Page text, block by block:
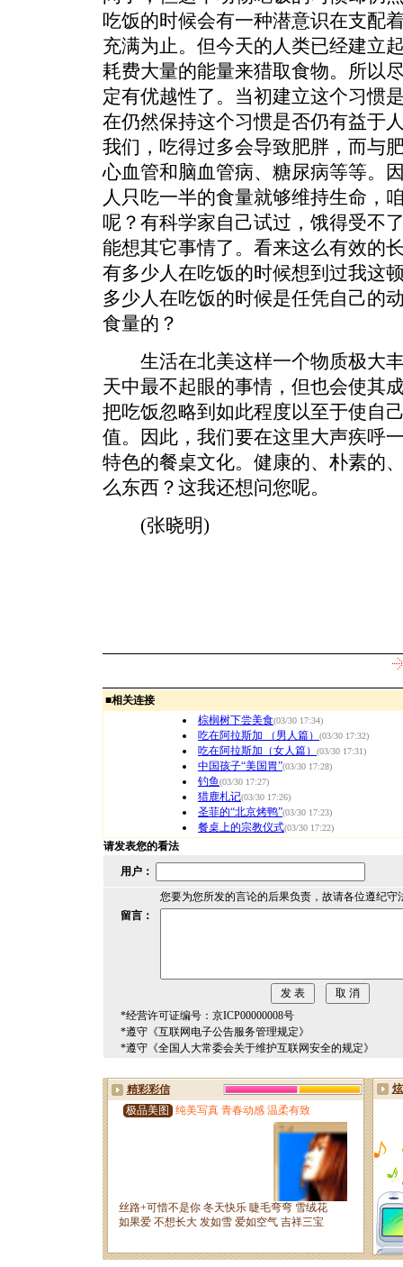
吃饭的时候会有一种潜意识在支配
充满为止。但今天的人类已经建立
耗费大量的能量来猎取食物。所以
定有优越性了。当初建立这个习惯
在仍然保持这个习惯是否仍有益于
我们，吃得过多会导致肥胖，而与
心血管和脑血管病、糖尿病等等。
人只吃一半的食量就够维持生命，
呢？有科学家自己试过，饿得受不
能想其它事情了。看来这么有效的
有多少人在吃饭的时候想到过我这
多少人在吃饭的时候是任凭自己的
食量的？
生活在北美这样一个物质极大丰
天中最不起眼的事情，但也会使其
把吃饭忽略到如此程度以至于使自
值。因此，我们要在这里大声疾呼
特色的餐桌文化。健康的、朴素的
么东西？这我还想问您呢。
(张晓明)
■相关连接
棕榈树下尝美食(03/30 17:34)
吃在阿拉斯加 （男人篇） (03/30 17:32)
吃在阿拉斯加（女人篇） (03/30 17:31)
中国孩子“美国胃”(03/30 17:28)
钓鱼(03/30 17:27)
猎鹿札记(03/30 17:26)
圣菲的“北京烤鸭”(03/30 17:23)
餐桌上的宗教仪式(03/30 17:22)
请发表您的看法
用户：
您要为您所发的言论的后果负责，故请各位遵纪守
留言：
*经营许可证编号：京ICP00000008号
*遵守《互联网电子公告服务管理规定》
*遵守《全国人大常委会关于维护互联网安全的规定》